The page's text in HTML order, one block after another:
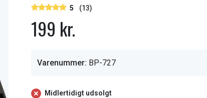
5 (13)
199 kr.
Varenummer: BP-727
Midlertidigt udsolgt